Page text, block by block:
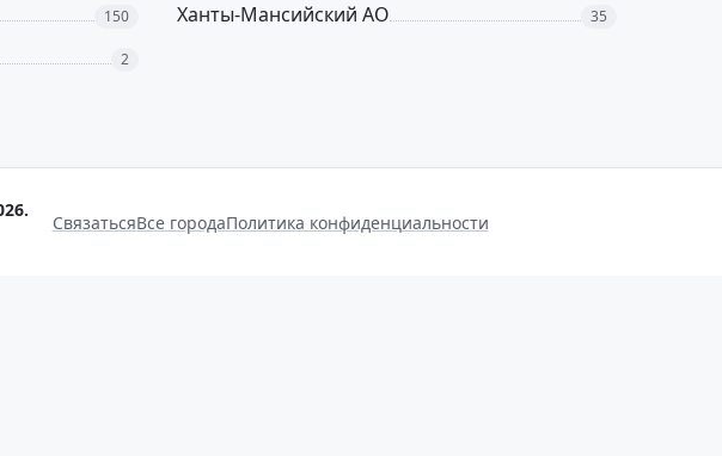
150 Ханты-Мансийский АО 35
2
СвязатьсяВсе городаПолитика конфиденциальности